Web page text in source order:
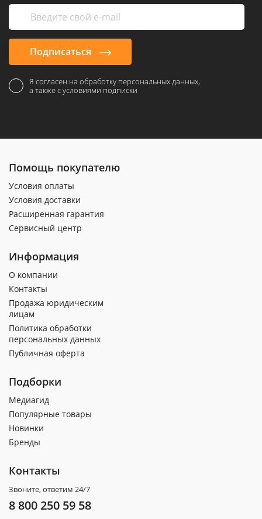
Подписаться
Я согласен на обработку персональных данных,
а также с условиями подписки
Помощь покупателю
Условия оплаты
Условия доставки
Расширенная гарантия
Сервисный центр
Информация
О компании
Контакты
Продажа юридическим
лицам
Политика обработки
персональных данных
Публичная оферта
Подборки
Медиагид
Популярные товары
Новинки
Бренды
Контакты
Звоните, ответим 24/7
8 800 250 59 58